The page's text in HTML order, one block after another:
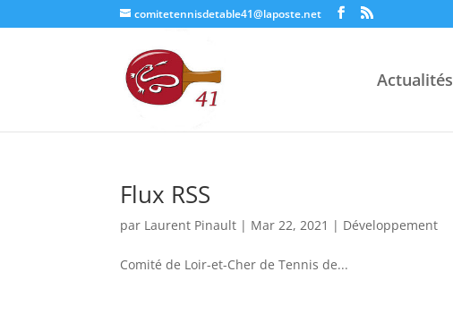
comitetennisdetable41@laposte.net
Actualités
Flux RSS
par Laurent Pinault | Mar 22, 2021 | Développement
Comité de Loir-et-Cher de Tennis de...